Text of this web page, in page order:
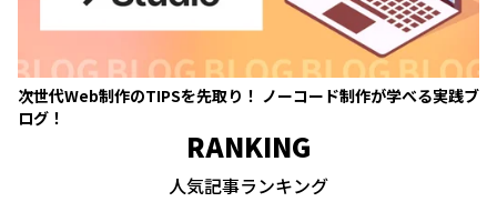
次世代Web制作のTIPSを先取り！ ノーコード制作が学べる実践ブ
ログ！
RANKING
人気記事ランキング